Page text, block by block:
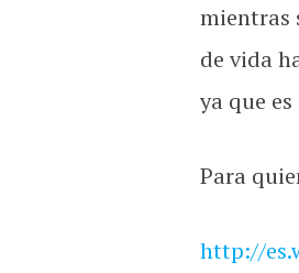
mientras
de vida
ya que
Para
http://